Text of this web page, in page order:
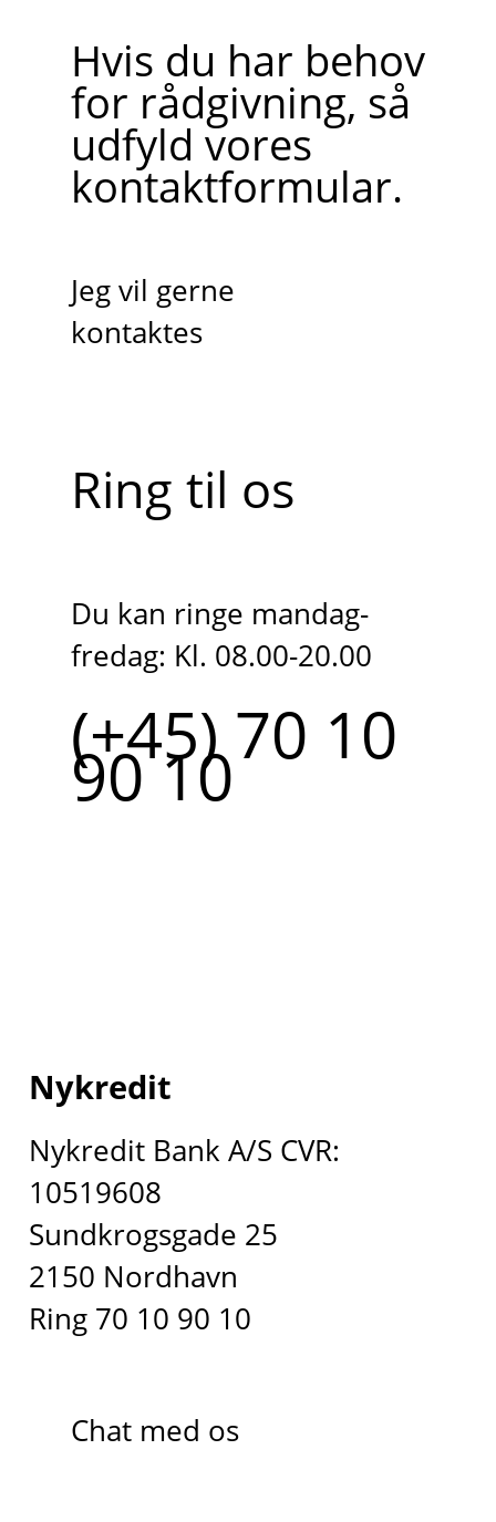
Hvis du har behov
for rådgivning, så
udfyld vores
kontaktformular.
Jeg vil gerne
kontaktes
Ring til os
Du kan ringe mandag-
fredag: Kl. 08.00-20.00
(+45) 70 10
90 10
Nykredit
Nykredit Bank A/S CVR:
10519608
Sundkrogsgade 25
2150 Nordhavn
Ring 70 10 90 10
Chat med os